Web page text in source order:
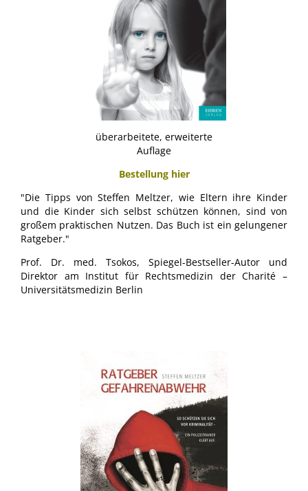
überarbeitete, erweiterte
Auflage
Bestellung hier
"Die Tipps von Steffen Meltzer, wie Eltern ihre Kinder
und die Kinder sich selbst schützen können, sind von
großem praktischen Nutzen. Das Buch ist ein gelungener
Ratgeber."
Prof. Dr. med. Tsokos, Spiegel-Bestseller-Autor und
Direktor am Institut für Rechtsmedizin der Charité –
Universitätsmedizin Berlin